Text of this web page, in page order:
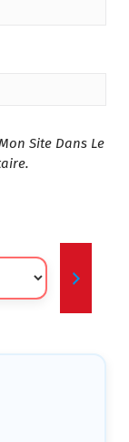
Site Dans Le